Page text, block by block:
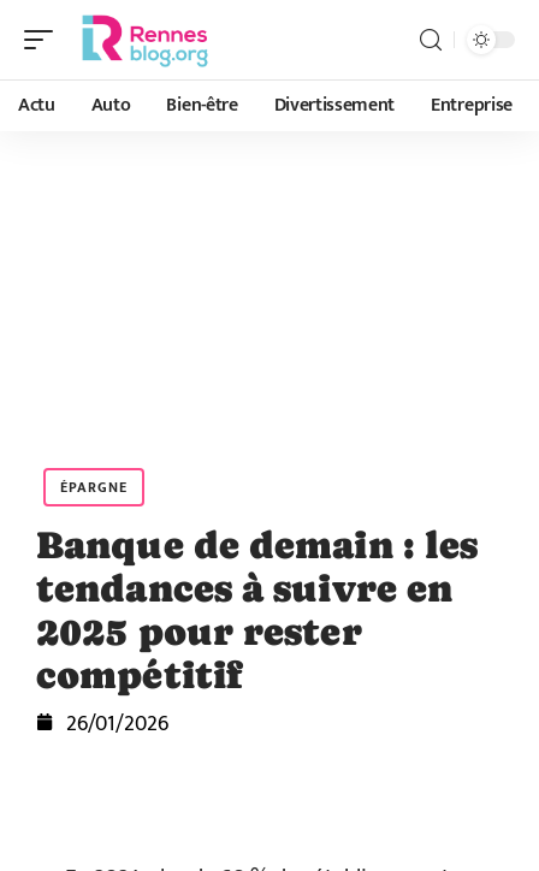
Actu Auto Bien-être Divertissement Entreprise
ÉPARGNE
Banque de demain : les
tendances à suivre en
2025 pour rester
compétitif
26/01/2026